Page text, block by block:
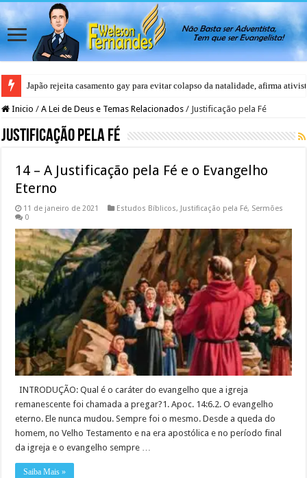
Japão rejeita casamento gay para evitar colapso da natalidade, afirma
Ex-ateu reúne relatos de milagres investigados com base científica: ‘Deus
Inicio / A Lei de Deus e Temas Relacionados / Justificação pela Fé
Justificação pela Fé
14 – A Justificação pela Fé e o Evangelho
Eterno
11 de janeiro de 2021 Estudos Bíblicos, Justificação pela Fé, Sermões
0
INTRODUÇÃO: Qual é o caráter do evangelho que a igreja
remanescente foi chamada a pregar?1. Apoc. 14:6.2. O evangelho
eterno. Ele nunca mudou. Sempre foi o mesmo. Desde a queda do
homem, no Velho Testamento e na era apostólica e no período final
da igreja e o evangelho sempre …
Saiba Mais »